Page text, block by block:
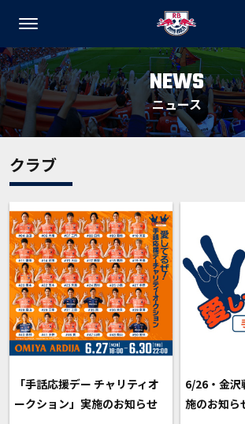
NEWS
ニュース
クラブ
「手話応援デー チャリティオ
ークション」実施のお知らせ
6/26・金沢
施のお知ら